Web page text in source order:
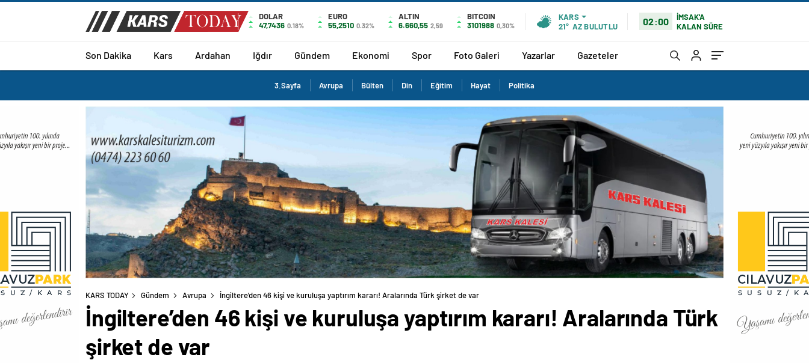
DOLAR
47,7436 0.18%
EURO
55,2510 0.32%
ALTIN
6.660,55 2,59
BITCOIN
3101988 0,30%
KARS
21° AZ BULUTLU 02:00
İMSAK'A
KALAN SÜRE
Son Dakika Kars Ardahan Iğdır Gündem Ekonomi Spor Foto Galeri Yazarlar Gazeteler
3.Sayfa Avrupa Bülten Din Eğitim Hayat Politika
KARS TODAY Gündem Avrupa İngiltere’den 46 kişi ve kuruluşa yaptırım kararı! Aralarında Türk şirket de var
İngiltere’den 46 kişi ve kuruluşa yaptırım kararı! Aralarında Türk
şirket de var